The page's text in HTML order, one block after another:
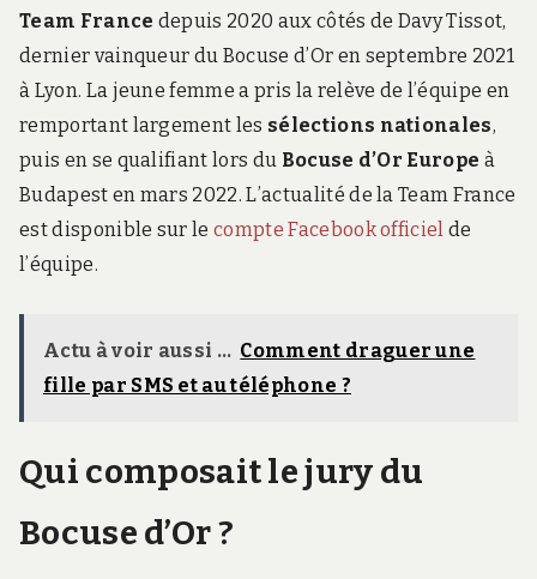
Team France depuis 2020 aux côtés de Davy Tissot,
dernier vainqueur du Bocuse d’Or en septembre 2021
à Lyon. La jeune femme a pris la relève de l’équipe en
remportant largement les sélections nationales,
puis en se qualifiant lors du Bocuse d’Or Europe à
Budapest en mars 2022. L’actualité de la Team France
est disponible sur lecompte Facebook officiel de
l’équipe.
Actu à voir aussi ... Comment draguer une
fille par SMS et au téléphone ?
Qui composait le jury du
Bocuse d’Or ?